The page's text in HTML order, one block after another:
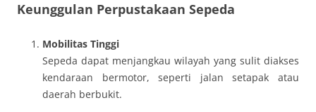
Keunggulan Perpustakaan Sepeda
Mobilitas Tinggi
Sepeda dapat menjangkau wilayah yang sulit diakses
kendaraan bermotor, seperti jalan setapak atau
daerah berbukit.